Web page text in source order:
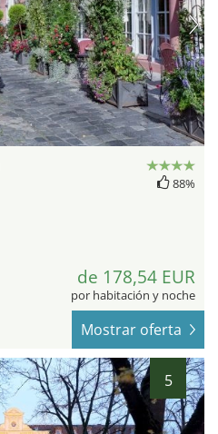
88%
de 178,54 EUR
por habitación y noche
Mostrar oferta
5